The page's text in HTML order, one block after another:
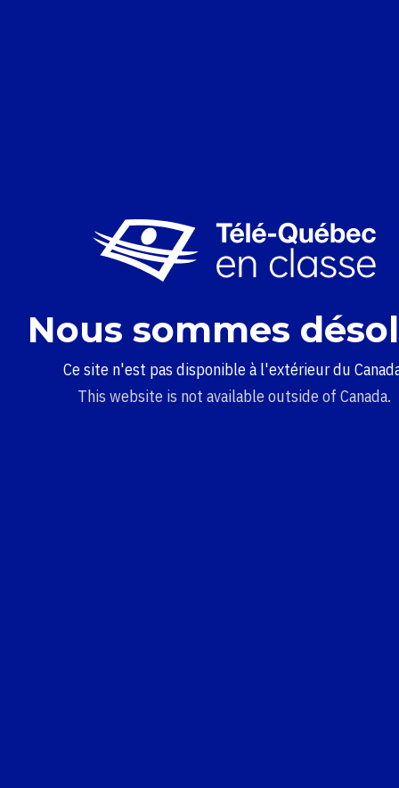
Nous sommes
Ce site n'est pas disponible à l'extérieur du
This website is not available outside of Canada.